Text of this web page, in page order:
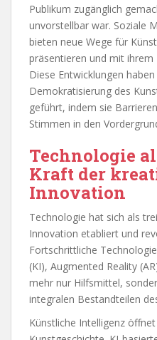
Publikum zugänglich
unvorstellbar war. Soziale
bieten neue Wege für
präsentieren und mit ihrem
Diese Entwicklungen
Demokratisierung des
geführt, indem sie
Stimmen in den
Technologie
Kraft der
Innovation
Technologie hat sich als
Innovation etabliert und
Fortschrittliche
(KI), Augmented Reality
mehr nur Hilfsmittel,
integralen Bestandteilen
Künstliche Intelligenz